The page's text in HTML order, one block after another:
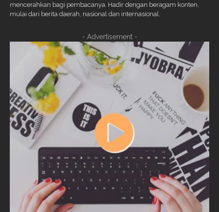
mencerahkan bagi pembacanya. Hadir dengan beragam konten,
mulai dari berita daerah, nasional dan internasional.
- Advertisement -